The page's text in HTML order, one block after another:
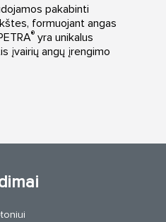
pakabinti
formuojant angas
® yra unikalus
įvairių angų įrengimo